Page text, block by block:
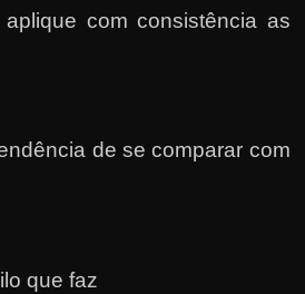
aplique com consistência as
de se comparar com
que faz